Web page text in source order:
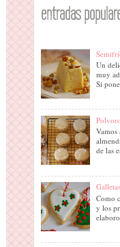
entradas
Un
muy
Si
de las
Como
y los